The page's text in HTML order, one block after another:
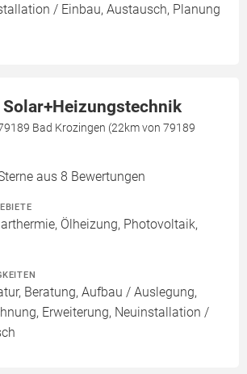
/ Einbau, Austausch, Planung
Solar+Heizungstechnik
Bad Krozingen (22km von 79189
aus 8 Bewertungen
Ölheizung, Photovoltaik,
Beratung, Aufbau / Auslegung,
Erweiterung, Neuinstallation /